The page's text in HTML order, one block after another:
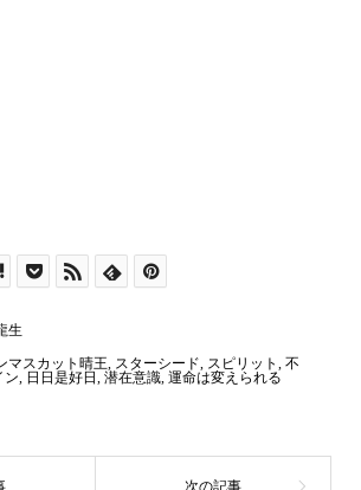
生
マスカット晴王 スターシード スピリット
不
ン 日日是好日 潜在意識, 運命は変えられる